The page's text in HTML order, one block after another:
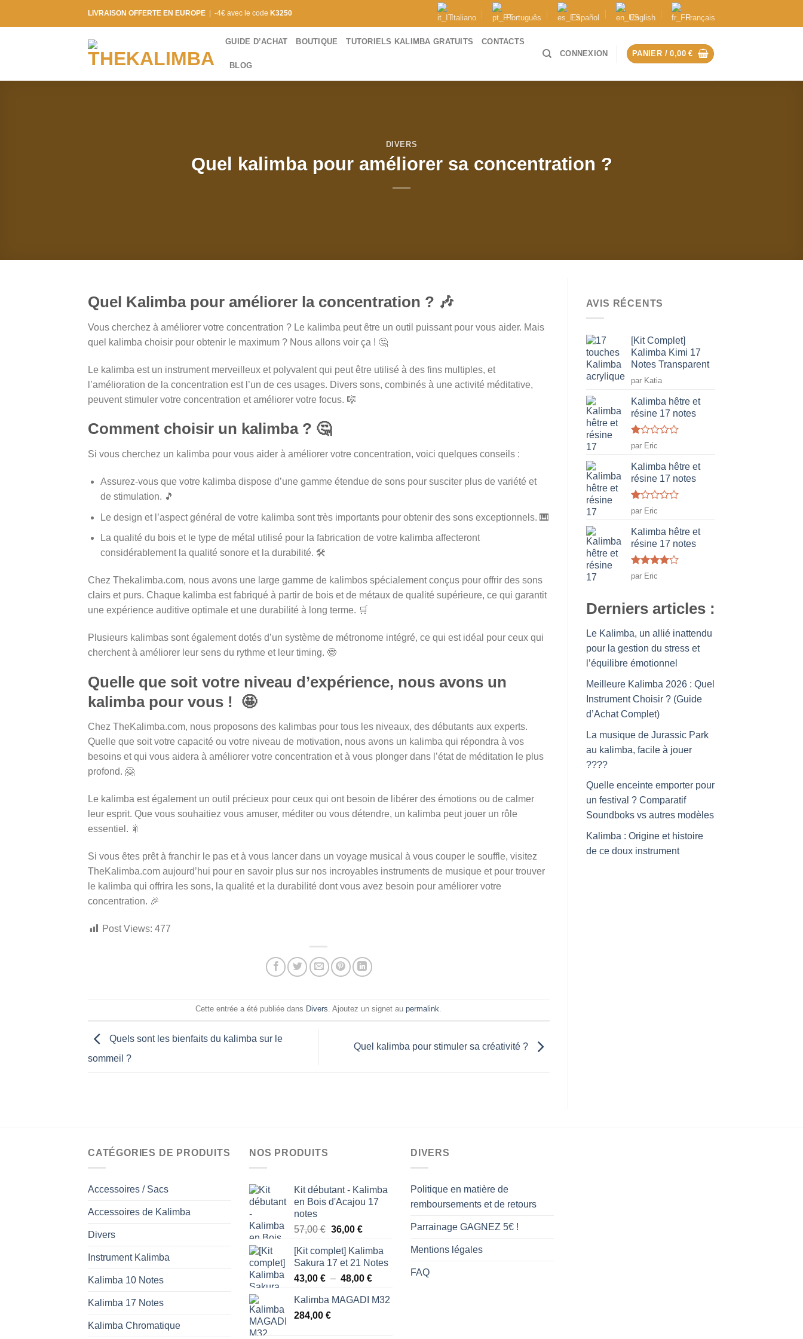
LIVRAISON OFFERTE EN EUROPE | -4€ avec le code K3250 Italiano Português Español English Français
GUIDE D’ACHAT BOUTIQUE TUTORIELS KALIMBA GRATUITS CONTACTS
BLOG
CONNEXION PANIER /0,00€
DIVERS
Quel kalimba pour améliorer sa concentration ?
Quel Kalimba pour améliorer la concentration ? 🎶
Vous cherchez à améliorer votre concentration ? Le kalimba peut être un outil puissant pour vous aider. Mais
quel kalimba choisir pour obtenir le maximum ? Nous allons voir ça ! 🤔
Le kalimba est un instrument merveilleux et polyvalent qui peut être utilisé à des fins multiples, et
l’amélioration de la concentration est l’un de ces usages. Divers sons, combinés à une activité méditative,
peuvent stimuler votre concentration et améliorer votre focus. 🎼
Comment choisir un kalimba ? 🤔
Si vous cherchez un kalimba pour vous aider à améliorer votre concentration, voici quelques conseils :
Assurez-vous que votre kalimba dispose d’une gamme étendue de sons pour susciter plus de variété et
de stimulation. 🎵
Le design et l’aspect général de votre kalimba sont très importants pour obtenir des sons exceptionnels. 🎹
La qualité du bois et le type de métal utilisé pour la fabrication de votre kalimba affecteront
considérablement la qualité sonore et la durabilité. 🛠️
Chez Thekalimba.com, nous avons une large gamme de kalimbos spécialement conçus pour offrir des sons
clairs et purs. Chaque kalimba est fabriqué à partir de bois et de métaux de qualité supérieure, ce qui garantit
une expérience auditive optimale et une durabilité à long terme. 🛒
Plusieurs kalimbas sont également dotés d’un système de métronome intégré, ce qui est idéal pour ceux qui
cherchent à améliorer leur sens du rythme et leur timing. 🤓
Quelle que soit votre niveau d’expérience, nous avons un
kalimba pour vous ! 🤩
Chez TheKalimba.com, nous proposons des kalimbas pour tous les niveaux, des débutants aux experts.
Quelle que soit votre capacité ou votre niveau de motivation, nous avons un kalimba qui répondra à vos
besoins et qui vous aidera à améliorer votre concentration et à vous plonger dans l’état de méditation le plus
profond. 🤗
Le kalimba est également un outil précieux pour ceux qui ont besoin de libérer des émotions ou de calmer
leur esprit. Que vous souhaitiez vous amuser, méditer ou vous détendre, un kalimba peut jouer un rôle
essentiel. 🎇
Si vous êtes prêt à franchir le pas et à vous lancer dans un voyage musical à vous couper le souffle, visitez
TheKalimba.com aujourd’hui pour en savoir plus sur nos incroyables instruments de musique et pour trouver
le kalimba qui offrira les sons, la qualité et la durabilité dont vous avez besoin pour améliorer votre
concentration. 🎉
Post Views: 477
Cette entrée a été publiée dans Divers. Ajoutez un signet aupermalink.
Quels sont les bienfaits du kalimba sur le
sommeil ?
Quel kalimba pour stimuler sa créativité ?
AVIS RÉCENTS
[Kit Complet]
Kalimba Kimi 17
Notes Transparent
par Katia
Kalimba hêtre et
résine 17 notes
Note
1
sur
5
par Eric
Kalimba hêtre et
résine 17 notes
Note
1
sur
5
par Eric
Kalimba hêtre et
résine 17 notes
Note4
sur 5
par Eric
Derniers articles :
Le Kalimba, un allié inattendu
pour la gestion du stress et
l’équilibre émotionnel
Meilleure Kalimba 2026 : Quel
Instrument Choisir ? (Guide
d’Achat Complet)
La musique de Jurassic Park
au kalimba, facile à jouer
????
Quelle enceinte emporter pour
un festival ? Comparatif
Soundboks vs autres modèles
Kalimba : Origine et histoire
de ce doux instrument
CATÉGORIES DE PRODUITS
Accessoires / Sacs
Accessoires de Kalimba
Divers
Instrument Kalimba
Kalimba 10 Notes
Kalimba 17 Notes
Kalimba Chromatique
NOS PRODUITS
Kit débutant - Kalimba
en Bois d'Acajou 17
notes
57,00€ Le
initial
était :
57,00 €.
36,00 €Le
actuel
est :
36,00 €.
[Kit complet] Kalimba
Sakura 17 et 21 Notes
43,00 € – 48,00 €Plage
prix :
Kalimba MAGADI M32
284,00 €
DIVERS
Politique en matière de
remboursements et de retours
Parrainage GAGNEZ 5€ !
Mentions légales
FAQ